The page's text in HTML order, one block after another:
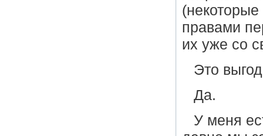
правами
их уже со
Это
Да.
У меня